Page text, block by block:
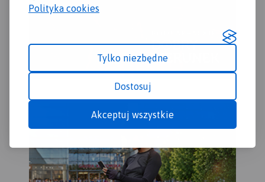
Polityka cookies
Tylko niezbędne
Dostosuj
Akceptuj wszystkie